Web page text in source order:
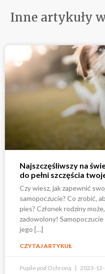
Inne artykuły
Najszczęśliwszy na
do pełni szczęścia
Czy wiesz, jak zapewnić
samopoczucie? Co zrobić,
pies? Członek rodziny
zadowolony! Samopoczucie
jego […]
CZYTAJ ARTYKUŁ
Pupile pod Ochroną 2023-